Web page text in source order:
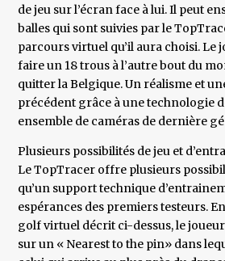
de jeu sur l’écran face à lui. Il peut
balles qui sont suivies par le
parcours virtuel qu’il aura choisi. Le
faire un 18 trous à l’autre bout du
quitter la Belgique. Un réalisme et
précédent grâce à une technologie
ensemble de caméras de dernière
Plusieurs possibilités de jeu et
Le TopTracer offre plusieurs
qu’un support technique
espérances des premiers testeurs.
golf virtuel décrit ci-dessus, le
sur un « Nearest to the pin» dans